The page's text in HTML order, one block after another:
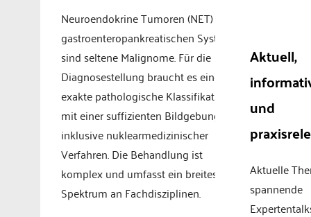
Neuroendokrine Tumoren (NET) des
gastroenteropankreatischen Systems
sind seltene Malignome. Für die
Diagnosestellung braucht es eine
exakte pathologische Klassifikation
mit einer suffizienten Bildgebung
inklusive nuklearmedizinischer
Verfahren. Die Behandlung ist
komplex und umfasst ein breites
Spektrum an Fachdisziplinen.
Aktuell,
und
Aktuelle
spannende